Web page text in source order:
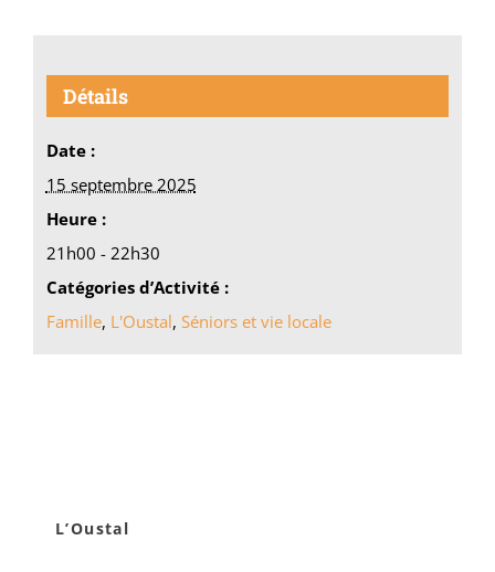
Détails
Date :
15 septembre 2025
Heure :
21h00 - 22h30
Catégories d’Activité :
Famille, L'Oustal, Séniors et vie locale
L’Oustal